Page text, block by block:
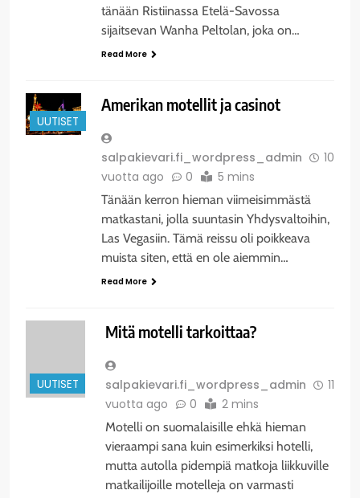
tänään Ristiinassa Etelä-Savossa
sijaitsevan Wanha Peltolan, joka on…
Read More
UUTISET
Amerikan motellit ja casinot
salpakievari.fi_wordpress_admin
10
vuotta ago
0 5 mins
Tänään kerron hieman viimeisimmästä
matkastani, jolla suuntasin Yhdysvaltoihin,
Las Vegasiin. Tämä reissu oli poikkeava
muista siten, että en ole aiemmin…
Read More
UUTISET
Mitä motelli tarkoittaa?
salpakievari.fi_wordpress_admin
11
vuotta ago
0 2 mins
Motelli on suomalaisille ehkä hieman
vieraampi sana kuin esimerkiksi hotelli,
mutta autolla pidempiä matkoja liikkuville
matkailijoille motelleja on varmasti